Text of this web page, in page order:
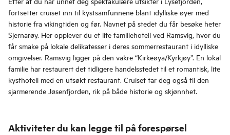
fortsetter cruiset inn til kystsamfunnene blant idylliske øyer med
historie fra vikingtiden og før. Navnet på stedet du får besøke heter
Sjernarøy. Her opplever du et lite familiehotell ved Ramsvig, hvor du
får smake på lokale delikatesser i deres sommerrestaurant i idylliske
omgivelser. Ramsvig ligger på den vakre “Kirkeøya/Kyrkjøy”. En lokal
familie har restaurert det tidligere handelsstedet til et romantisk, lite
kysthotell med en utsøkt restaurant. Cruiset tar deg også til den
sjarmerende Jøsenfjorden, rik på både historie og skjønnhet.
Aktiviteter du kan legge til på forespørsel